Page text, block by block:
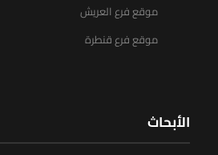
موقع فرع العريش
موقع فرع قنطرة
الأبحاث